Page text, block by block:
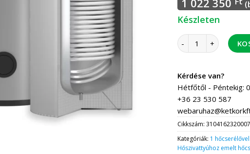
1 022 350
Készleten
Cordivari indirekt 800
Kérdése van?
Hétfőtől - Péntekig:
+36 23 530 587
Cikkszám:3104162320007
Kategóriák: 1
Hőszivattyúhoz emelt